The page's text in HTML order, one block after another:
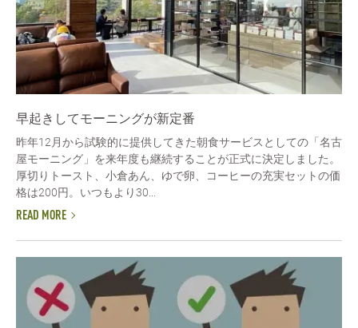
早起きしてモーニングが新定番
昨年12月から試験的に提供してきた朝食サービスとしての「名古
屋モーニング」を来年度も継続することが正式に決定しました。
厚切りトースト、小倉あん、ゆで卵、コーヒーの充実セットの価
格は200円。いつもより30...
READ MORE